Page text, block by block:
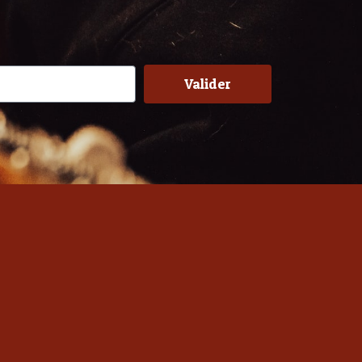
Valider